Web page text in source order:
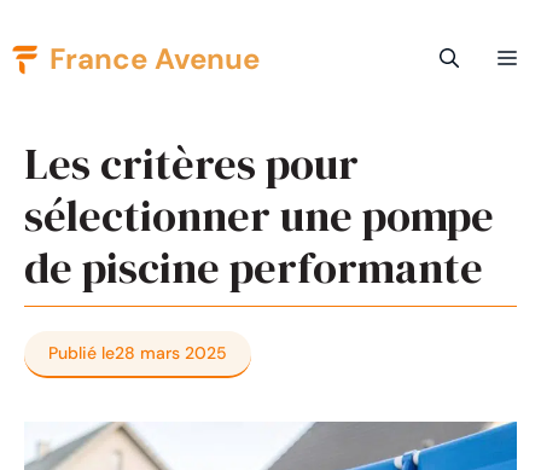
Aller
au
France Avenue
Les critères pour
sélectionner une pompe
de piscine performante
Publié le28 mars 2025